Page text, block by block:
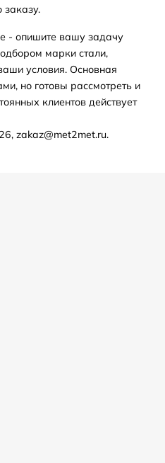
заказу.
- опишите вашу задачу
марки стали,
условия. Основная
но готовы рассмотреть и
клиентов действует
zakaz@met2met.ru.